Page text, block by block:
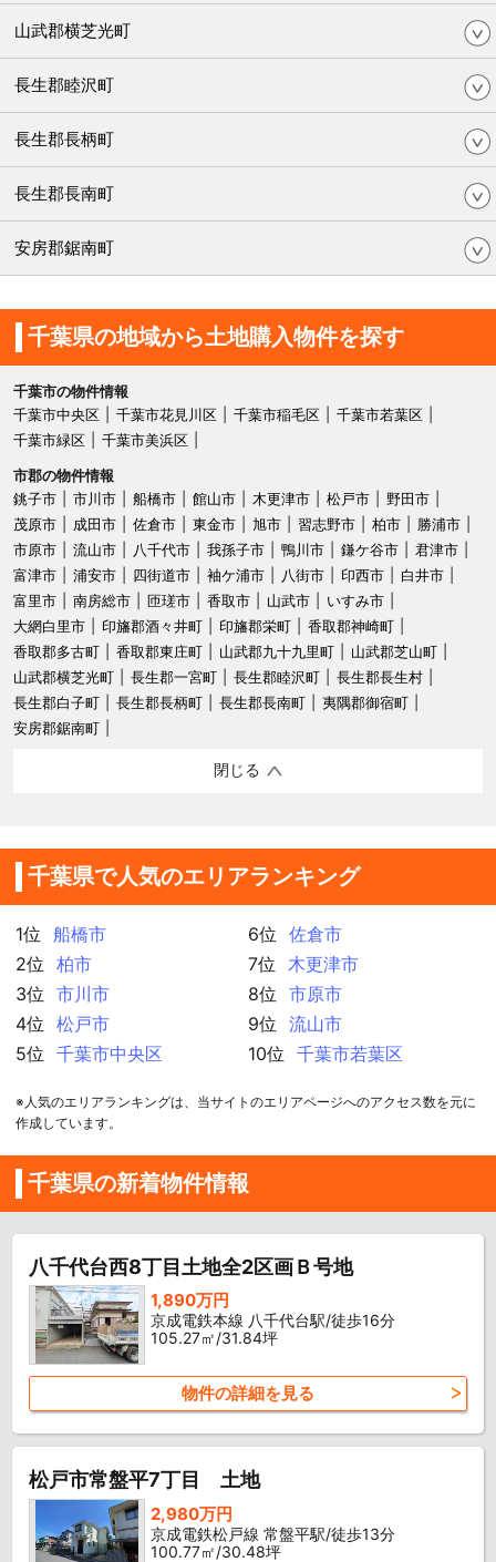
山武郡横芝光町
長生郡睦沢町
長生郡長柄町
長生郡長南町
安房郡鋸南町
千葉県の地域から土地購入物件を探す
千葉市の物件情報
千葉市中央区
千葉市花見川区 千葉市稲毛区
千葉市若葉区
千葉市緑区
千葉市美浜区
市郡の物件情報
銚子市
市川市 船橋市 館山市 木更津市 松戸市
野田市
茂原市
成田市 佐倉市 東金市 旭市 習志野市 柏市
勝浦市
市原市
流山市 八千代市 我孫子市 鴨川市 鎌ケ谷市
君津市
富津市
浦安市 四街道市 袖ケ浦市 八街市 印西市
白井市
富里市
南房総市 匝瑳市 香取市 山武市
いすみ市
大網白里市
印旛郡酒々井町 印旛郡栄町
香取郡神崎町
香取郡多古町
香取郡東庄町 山武郡九十九里町
山武郡芝山町
山武郡横芝光町
長生郡一宮町 長生郡睦沢町
長生郡長生村
長生郡白子町
長生郡長柄町 長生郡長南町
夷隅郡御宿町
安房郡鋸南町
閉じる
千葉県で人気のエリアランキング
1位
船橋市
2位
柏市
3位
市川市
4位
松戸市
5位
千葉市中央区
6位
佐倉市
7位
木更津市
8位
市原市
9位
流山市
10位
千葉市若葉区
※人気のエリアランキングは、当サイトのエリアページへのアクセス数を元に
作成しています。
千葉県の新着物件情報
八千代台西8丁目土地全2区画Ｂ号地
1,890万円
京成電鉄本線 八千代台駅/徒歩16分
105.27㎡/31.84坪
物件の詳細を見る
松戸市常盤平7丁目 土地
2,980万円
京成電鉄松戸線 常盤平駅/徒歩13分
100.77㎡/30.48坪